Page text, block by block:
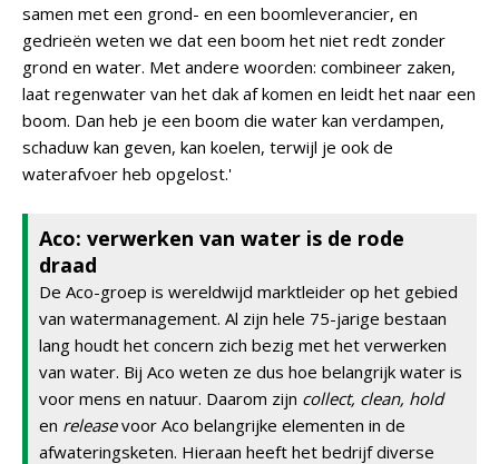
samen met een grond- en een boomleverancier, en
gedrieën weten we dat een boom het niet redt zonder
grond en water. Met andere woorden: combineer zaken,
laat regenwater van het dak af komen en leidt het naar een
boom. Dan heb je een boom die water kan verdampen,
schaduw kan geven, kan koelen, terwijl je ook de
waterafvoer heb opgelost.'
Aco: verwerken van water is de rode
draad
De Aco-groep is wereldwijd marktleider op het gebied
van watermanagement. Al zijn hele 75-jarige bestaan
lang houdt het concern zich bezig met het verwerken
van water. Bij Aco weten ze dus hoe belangrijk water is
voor mens en natuur. Daarom zijn collect, clean, hold
en releasevoor Aco belangrijke elementen in de
afwateringsketen. Hieraan heeft het bedrijf diverse